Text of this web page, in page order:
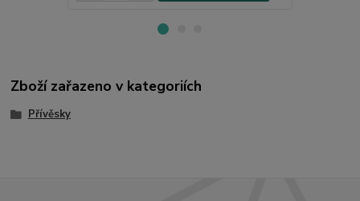
Zboží zařazeno v kategoriích
Přívěsky